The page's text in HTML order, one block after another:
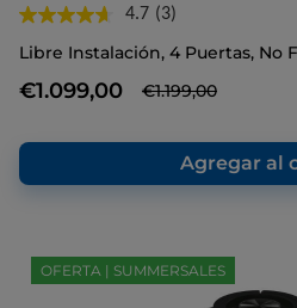
4.7 Lea
reseñas.
Enlace
en
misma
página.
(3)
Libre Instalación, 4 Puertas, No
€1.099,00 €1.199,00
Agregar al
OFERTA | SUMMERSALES